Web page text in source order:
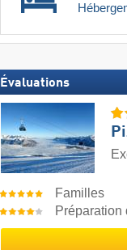
Évaluations
Familles
Préparation